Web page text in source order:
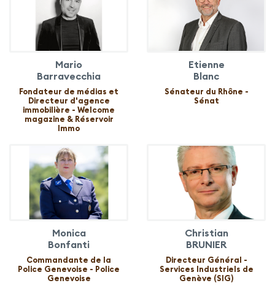
Mario
Barravecchia
Fondateur de médias et
Directeur d'agence
immobilière - Welcome
magazine & Réservoir
Immo
Etienne
Blanc
Sénateur du Rhône -
Sénat
Monica
Bonfanti
Commandante de la
Police Genevoise - Police
Genevoise
Christian
BRUNIER
Directeur Général -
Services Industriels de
Genève (SIG)